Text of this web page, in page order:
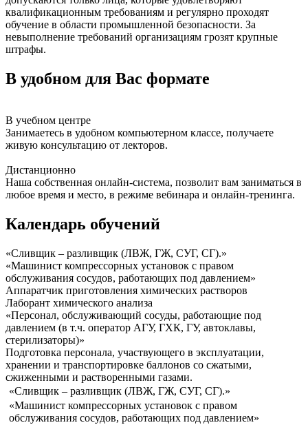
квалификационным требованиям и регулярно проходят
обучение в области промышленной безопасности. За
невыполнение требований организациям грозят крупные
штрафы.
В удобном для Вас формате
В учебном центре
Занимаетесь в удобном компьютерном классе, получаете
живую консультацию от лекторов.
Дистанционно
Наша собственная онлайн-система, позволит вам заниматься в
любое время и место, в режиме вебинара и онлайн-тренинга.
Календарь обучений
«Сливщик – разливщик (ЛВЖ, ГЖ, СУГ, СГ).»
«Машинист компрессорных установок с правом
обслуживания сосудов, работающих под давлением»
Аппаратчик приготовления химических растворов
Лаборант химического анализа
«Персонал, обслуживающий сосуды, работающие под
давлением (в т.ч. оператор АГУ, ГХК, ГУ, автоклавы,
стерилизаторы)»
Подготовка персонала, участвующего в эксплуатации,
хранении и транспортировке баллонов со сжатыми,
сжиженными и растворенными газами.
«Сливщик – разливщик (ЛВЖ, ГЖ, СУГ, СГ).»
«Машинист компрессорных установок с правом
обслуживания сосудов, работающих под давлением»